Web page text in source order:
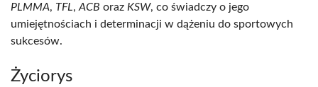
PLMMA, TFL, ACB oraz KSW, co świadczy o jego
umiejętnościach i determinacji w dążeniu do sportowych
sukcesów.
Życiorys